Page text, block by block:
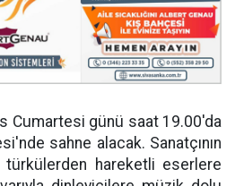
Cumartesi günü saat 19.00'da
sahne alacak. Sanatçının
türkülerden hareketli eserlere